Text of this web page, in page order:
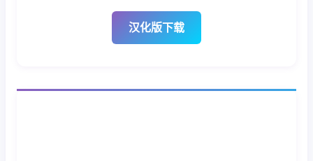
汉化版下载